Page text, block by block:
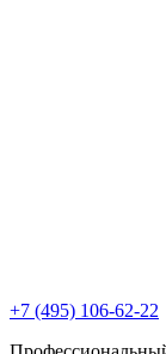
+7 (495) 106-62-22